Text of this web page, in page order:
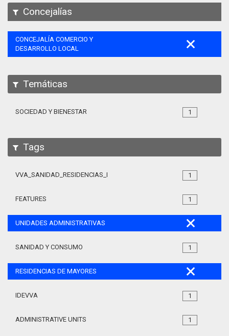
Concejalías
CONCEJALÍA COMERCIO Y
DESARROLLO LOCAL
Temáticas
1
SOCIEDAD Y BIENESTAR
Tags
1
VVA_SANIDAD_RESIDENCIAS_MAYORES_105
1
FEATURES
UNIDADES ADMINISTRATIVAS
1
SANIDAD Y CONSUMO
RESIDENCIAS DE MAYORES
1
IDEVVA
1
ADMINISTRATIVE UNITS